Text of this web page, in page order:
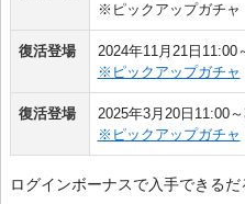
※ピックアップガチャ
復活登場
2024年11月21日11:00
※ピックアップガチャ
復活登場
2025年3月20日11:00
※ピックアップガチャ
ログインボーナスで入手できる